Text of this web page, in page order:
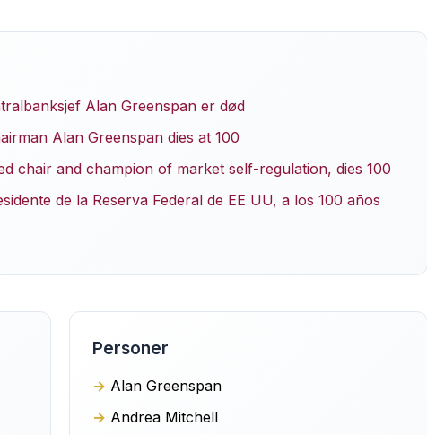
Alan Greenspan er død
Alan Greenspan dies at 100
chair and champion of market self-regulation, dies 100
de la Reserva Federal de EE UU, a los 100 años
Personer
Alan Greenspan
Andrea Mitchell